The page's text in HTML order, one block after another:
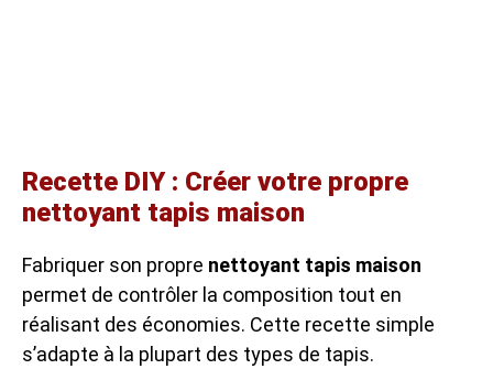
Recette DIY : Créer votre propre
nettoyant tapis maison
Fabriquer son propre nettoyant tapis maison
permet de contrôler la composition tout en
réalisant des économies. Cette recette simple
s’adapte à la plupart des types de tapis.